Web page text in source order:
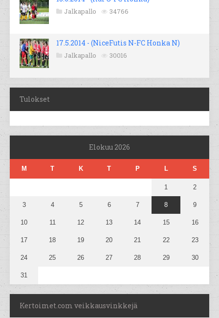
Jalkapallo 34766
17.5.2014 - (NiceFutis N-FC Honka N)
Jalkapallo 30016
Tulokset
Elokuu 2026
M T K T P L S
1 2
3 4 5 6 7 8 9
10 11 12 13 14 15 16
17 18 19 20 21 22 23
24 25 26 27 28 29 30
31
Kertoimet.com veikkausvinkkejä